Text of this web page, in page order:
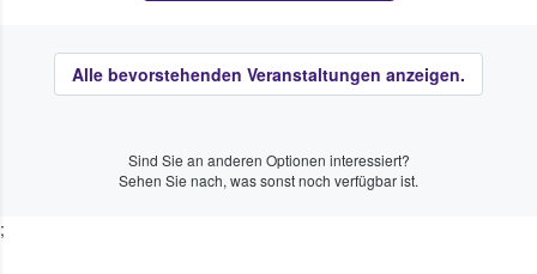
Alle bevorstehenden Veranstaltungen anzeigen.
Sind Sie an anderen Optionen interessiert?
Sehen Sie nach, was sonst noch verfügbar ist.
;